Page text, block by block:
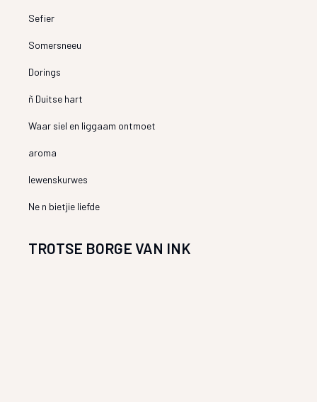
Sefier
Somersneeu
Dorings
ñ Duitse hart
Waar siel en liggaam ontmoet
aroma
lewenskurwes
Ne n bietjie liefde
TROTSE BORGE VAN INK